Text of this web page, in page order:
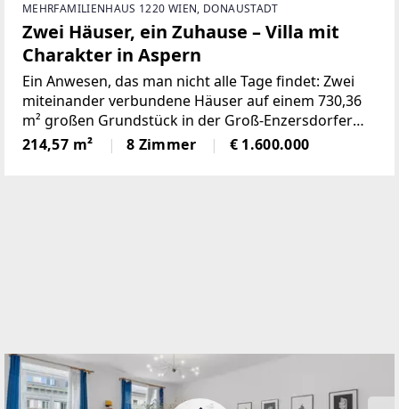
MEHRFAMILIENHAUS 1220 WIEN, DONAUSTADT
Zwei Häuser, ein Zuhause – Villa mit
Charakter in Aspern
Ein Anwesen, das man nicht alle Tage findet: Zwei
miteinander verbundene Häuser auf einem 730,36
m² großen Grundstück in der Groß-Enzersdorfer
Straße, mitten im 22. Bezirk. Erbaut zwischen 2004
und 2007, bietet die Villa auf rund 386,56 m²
214,57 m² 8 Zimmer € 1.600.000